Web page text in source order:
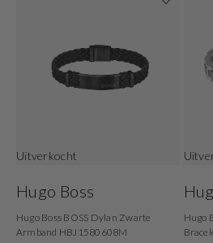
Uitverkocht
Hugo Boss
Hugo Boss BOSS Dylan Zwarte
Armband HBJ1580608M
Hugo